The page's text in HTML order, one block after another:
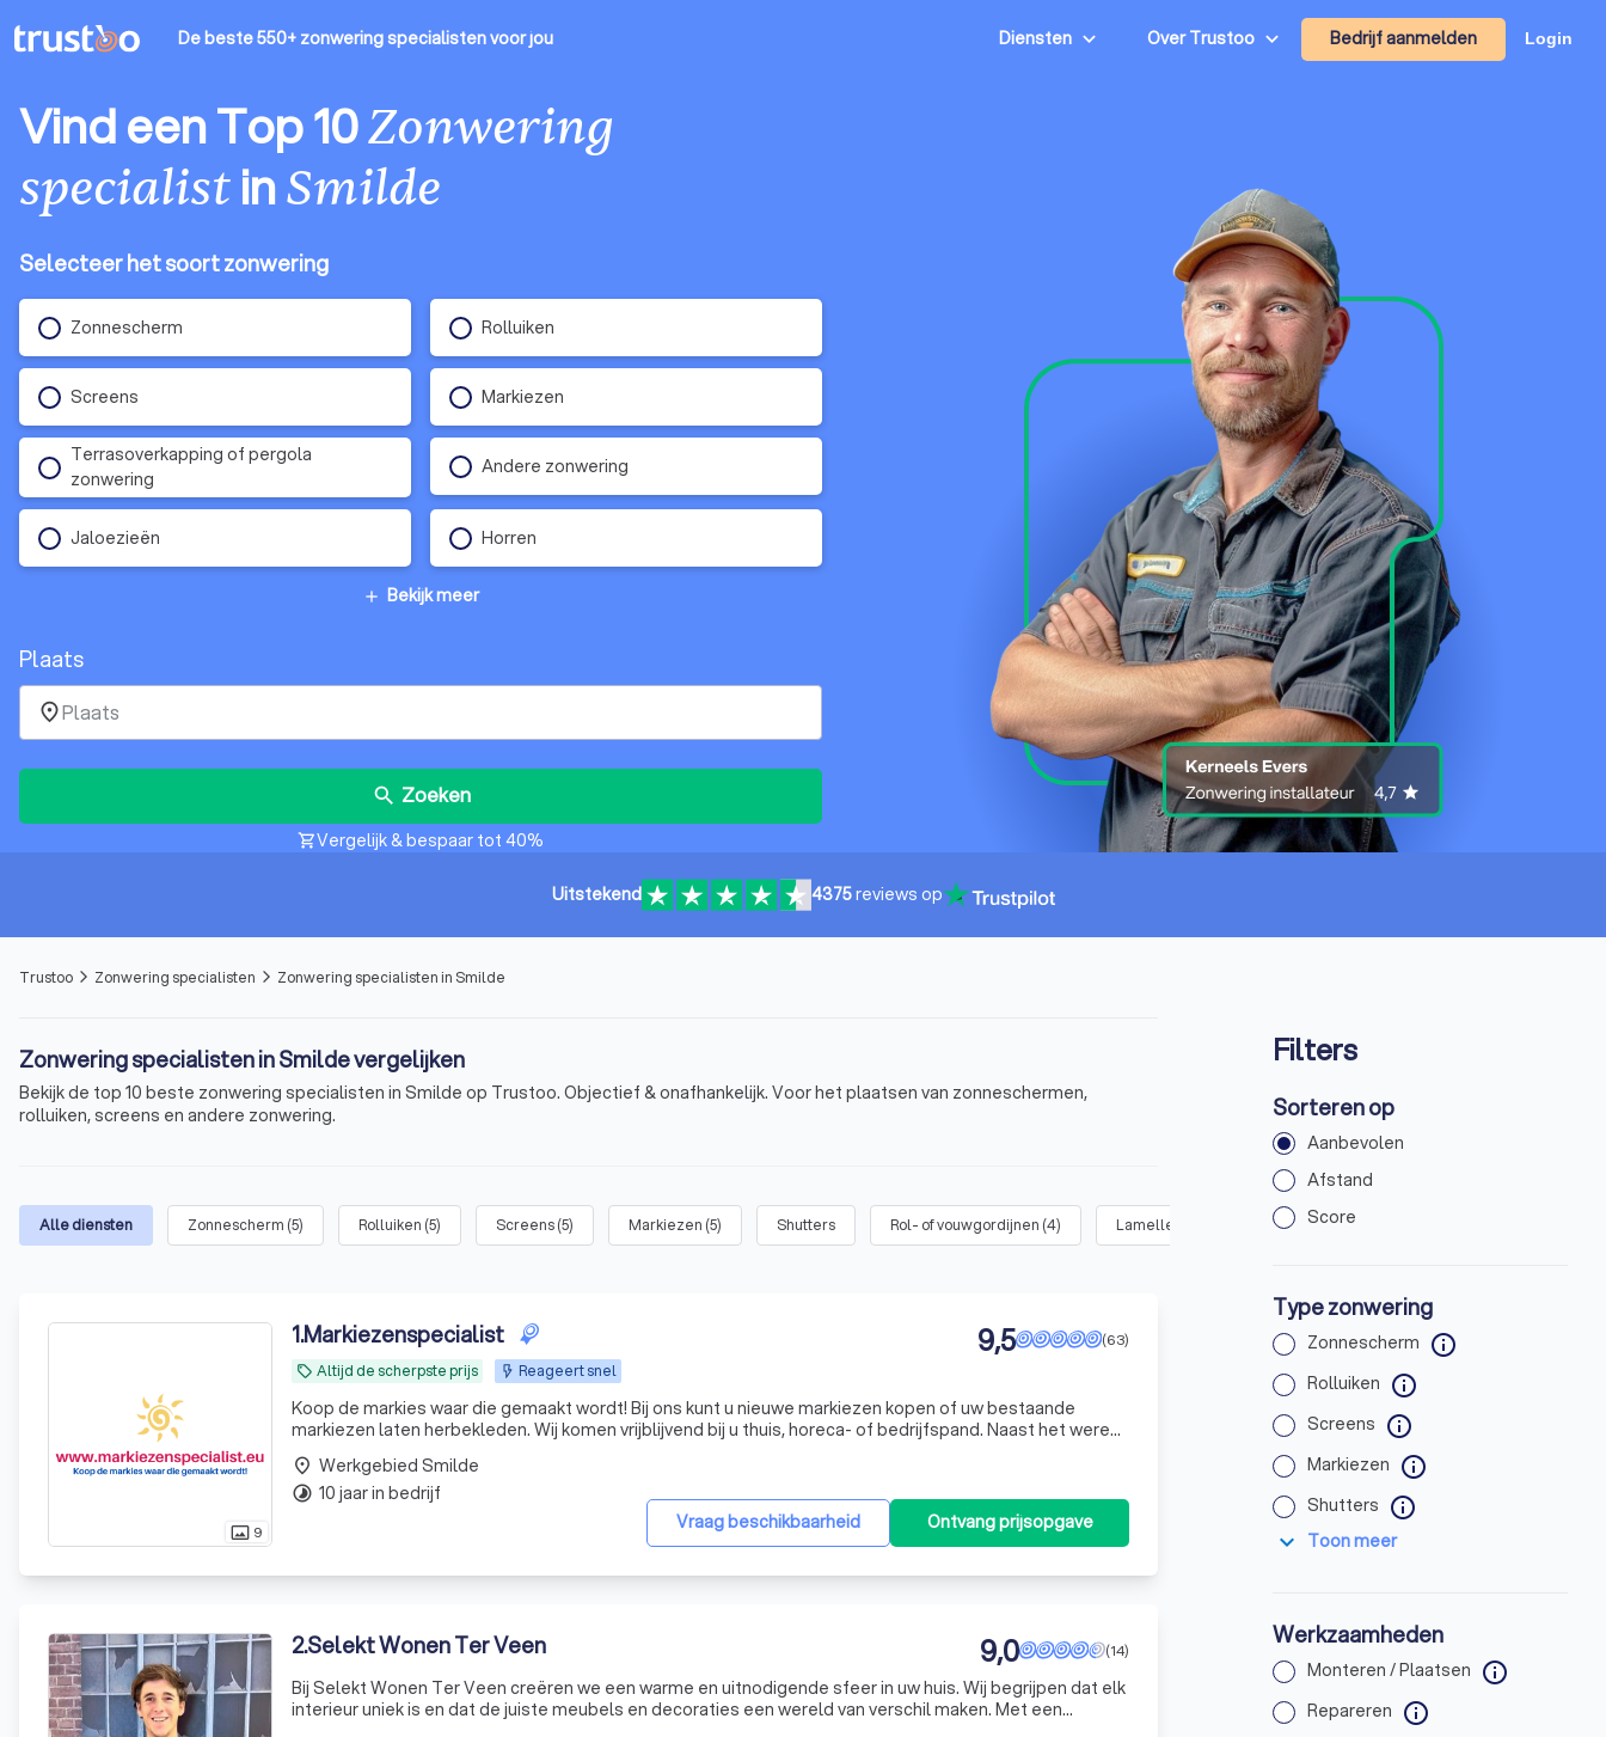
De beste 550+ zonwering specialistenvoor jou Diensten Over Trustoo Bedrijf aanmelden Login
Vind een Top 10Zonwering
specialistinSmilde
Selecteer het soort zonwering
Zonnescherm Rolluiken
Screens Markiezen
Terrasoverkapping of pergola
zonwering
Andere zonwering
Jaloezieën Horren
add Bekijk meer
Plaats
place
search Zoeken
shopping_cartVergelijk & bespaar tot 40%
Uitstekend 4375reviews op
Trustoo arrow_forward_ios Zonwering specialisten arrow_forward_ios Zonwering specialisten in Smilde
Zonwering specialisten in Smilde vergelijken
Bekijk de top 10 beste zonwering specialisten in Smilde op Trustoo. Objectief & onafhankelijk. Voor het plaatsen van zonneschermen,
rolluiken, screens en andere zonwering.
Alle diensten Zonnescherm (5) Rolluiken (5) Screens(5) Markiezen (5) Shutters Rol- of vouwgordijnen (4) Lamellen Jaloezieën( 2)
photo_size_select_actual 9
1.Markiezenspecialist
local_offer Altijd de scherpste prijs Reageert snel
(63)
9,5
Koop de markies waar die gemaakt wordt! Bij ons kunt u nieuwe markiezen kopen of uw bestaande
markiezen laten herbekleden. Wij komen vrijblijvend bij u thuis, horeca- of bedrijfspand. Naast het weren
van de zon heeft de markies nog een functie; een verfraaiing van uw huis door de verschillende kleu
Vraag beschikbaarheid Ontvang prijsopgave
place Werkgebied Smilde
timelapse 10 jaar in bedrijf
2.Selekt Wonen Ter Veen (14)
9,0
Bij Selekt Wonen Ter Veen creëren we een warme en uitnodigende sfeer in uw huis. Wij begrijpen dat elk
interieur uniek is en dat de juiste meubels en decoraties een wereld van verschil maken. Met een
Filters
Sorteren op
Aanbevolen
Afstand
Score
Type zonwering
Zonnescherm info
Rolluiken info
Screens info
Markiezen info
Shutters info
expand_more Toon meer
Werkzaamheden
Monteren / Plaatsen info
Repareren info